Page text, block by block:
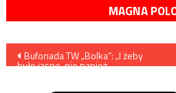
MAGNA
Nawigacja
Bufonada TW „Bolka”: „I żeby
było jasne, nie papież